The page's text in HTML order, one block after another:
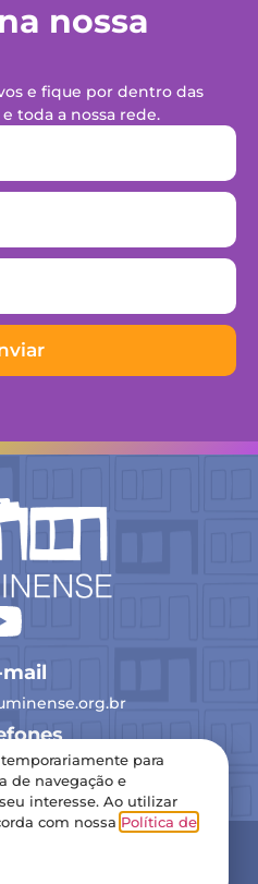
nossa
e fique por dentro das
toda a nossa rede.
mail
0193
os direitos reservados
para
de navegação e
interesse. Ao utilizar
com nossa Política de